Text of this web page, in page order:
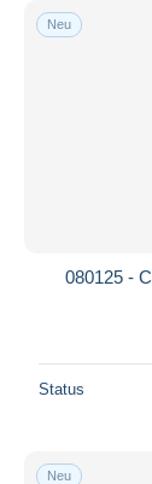
Neu
080125 -
Status
Neu